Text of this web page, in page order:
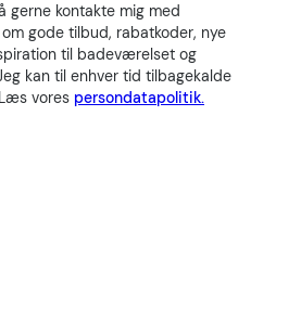
gerne kontakte mig med
gode tilbud, rabatkoder, nye
til badeværelset og
kan til enhver tid tilbagekalde
vores persondatapolitik.